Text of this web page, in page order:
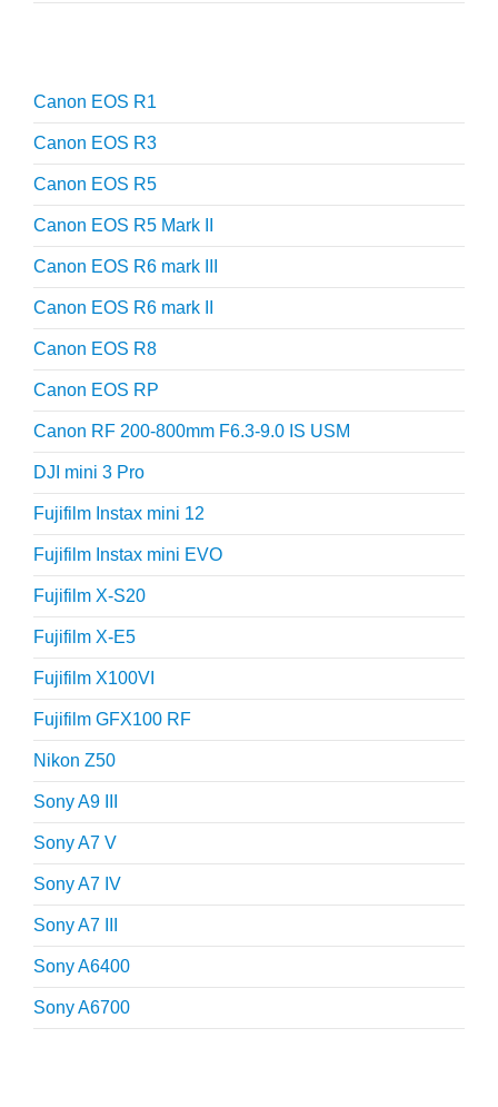
Canon EOS R1
Canon EOS R3
Canon EOS R5
Canon EOS R5 Mark II
Canon EOS R6 mark III
Canon EOS R6 mark II
Canon EOS R8
Canon EOS RP
Canon RF 200-800mm F6.3-9.0 IS USM
DJI mini 3 Pro
Fujifilm Instax mini 12
Fujifilm Instax mini EVO
Fujifilm X-S20
Fujifilm X-E5
Fujifilm X100VI
Fujifilm GFX100 RF
Nikon Z50
Sony A9 III
Sony A7 V
Sony A7 IV
Sony A7 III
Sony A6400
Sony A6700